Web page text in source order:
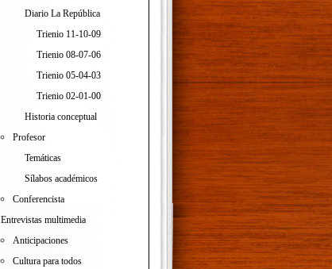
Diario La República
Trienio 11-10-09
Trienio 08-07-06
Trienio 05-04-03
Trienio 02-01-00
Historia conceptual
Profesor
Temáticas
Sílabos académicos
Conferencista
Entrevistas multimedia
Anticipaciones
Cultura para todos